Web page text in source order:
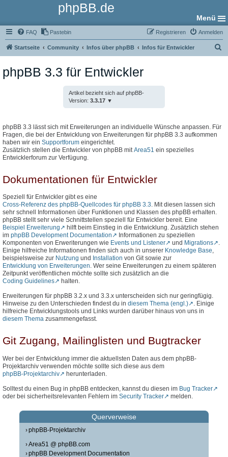
phpBB.de
Menü
FAQ Pastebin Anmelden
Registrieren
Startseite Community Infos über phpBB Infos für Entwickler
phpBB 3.3 für Entwickler
Artikel bezieht sich auf phpBB-
Version: 3.3.17
phpBB 3.3 lässt sich mit Erweiterungen an individuelle Wünsche anpassen. Für
Fragen, die bei der Entwicklung von Erweiterungen für phpBB 3.3 aufkommen
haben wir ein Supportforum eingerichtet.
Zusätzlich stellen die Entwickler von phpBB mit Area51 ein spezielles
Entwicklerforum zur Verfügung.
Dokumentationen für Entwickler
Speziell für Entwickler gibt es eine
Cross-Referenz des phpBB-Quellcodes für phpBB 3.3. Mit diesen lassen sich
sehr schnell Informationen über Funktionen und Klassen des phpBB erhalten.
phpBB stellt sehr viele Schnittstellen speziell für Entwickler bereit. Eine
Beispiel Erweiterung
hilft beim Einstieg in die Entwicklung. Zusätzlich stehen
im phpBB Development Documentation
Informationen zu speziellen
Komponenten von Erweriterungen wie Events und Listener und Migrations
.
Einige hilfreiche Informationen finden sich auch in unserer Knowledge Base,
beispielsweise zur Nutzung und Installation von Git sowie zur
Entwicklung von Erweiterungen. Wer seine Erweiterungen zu einem späteren
Zeitpunkt veröffentlichen möchte sollte sich zusätzlich an die
Coding Guidelines
halten.
Erweiterungen für phpBB 3.2.x und 3.3.x unterscheiden sich nur geringfügig.
Hinweise zu den Unterschieden findest du in diesem Thema (engl.)
. Einige
hilfreiche Entwicklungstools und Links wurden darüber hinaus von uns in
diesem Thema zusammengefasst.
Git Zugang, Mailinglisten und Bugtracker
Wer bei der Entwicklung immer die aktuellsten Daten aus dem phpBB-
Projektarchiv verwenden möchte sollte sich diese aus dem
phpBB-Projektarchiv
herunterladen.
Solltest du einen Bug in phpBB entdecken, kannst du diesen im Bug Tracker
oder bei sicherheitsrelevanten Fehlern im Security Tracker melden.
Querverweise
phpBB-Projektarchiv
Area51 @ phpBB.com
phpBB Development Documentation